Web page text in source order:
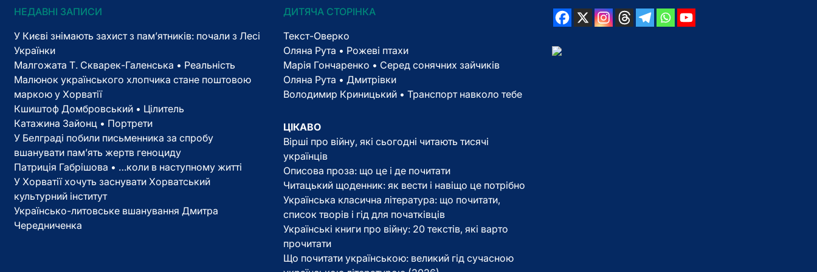
НЕДАВНІ ЗАПИСИ
У Києві знімають захист з пам’ятників: почали з Лесі
Українки
Малгожата Т. Скварек-Галенська • Реальність
Малюнок українського хлопчика стане поштовою
маркою у Хорватії
Кшиштоф Домбровський • Цілитель
Катажина Зайонц • Портрети
У Белграді побили письменника за спробу
вшанувати пам’ять жертв геноциду
Патриція Габрішова • …коли в наступному житті
У Хорватії хочуть заснувати Хорватський
культурний інститут
Українсько-литовське вшанування Дмитра
Чередниченка
ДИТЯЧА СТОРІНКА
Текст-Оверко
Оляна Рута • Рожеві птахи
Марія Гончаренко • Серед сонячних зайчиків
Оляна Рута • Дмитрівки
Володимир Криницький • Транспорт навколо тебе
ЦІКАВО
Вірші про війну, які сьогодні читають тисячі
українців
Описова проза: що це і де почитати
Читацький щоденник: як вести і навіщо це потрібно
Українська класична література: що почитати,
список творів і гід для початківців
Українські книги про війну: 20 текстів, які варто
прочитати
Що почитати українською: великий гід сучасною